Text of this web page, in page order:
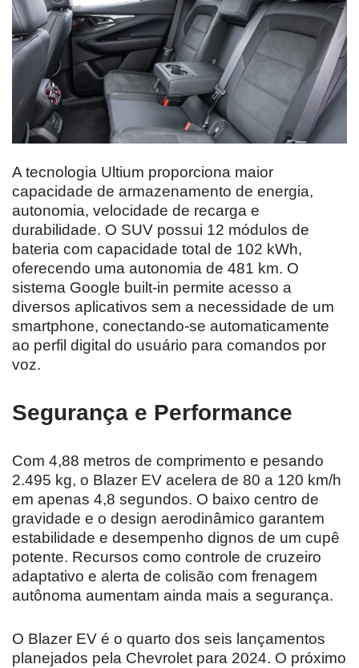
A tecnologia Ultium proporciona maior
capacidade de armazenamento de energia,
autonomia, velocidade de recarga e
durabilidade. O SUV possui 12 módulos de
bateria com capacidade total de 102 kWh,
oferecendo uma autonomia de 481 km. O
sistema Google built-in permite acesso a
diversos aplicativos sem a necessidade de um
smartphone, conectando-se automaticamente
ao perfil digital do usuário para comandos por
voz.
Segurança e Performance
Com 4,88 metros de comprimento e pesando
2.495 kg, o Blazer EV acelera de 80 a 120 km/h
em apenas 4,8 segundos. O baixo centro de
gravidade e o design aerodinâmico garantem
estabilidade e desempenho dignos de um cupê
potente. Recursos como controle de cruzeiro
adaptativo e alerta de colisão com frenagem
autônoma aumentam ainda mais a segurança.
O Blazer EV é o quarto dos seis lançamentos
planejados pela Chevrolet para 2024. O próximo